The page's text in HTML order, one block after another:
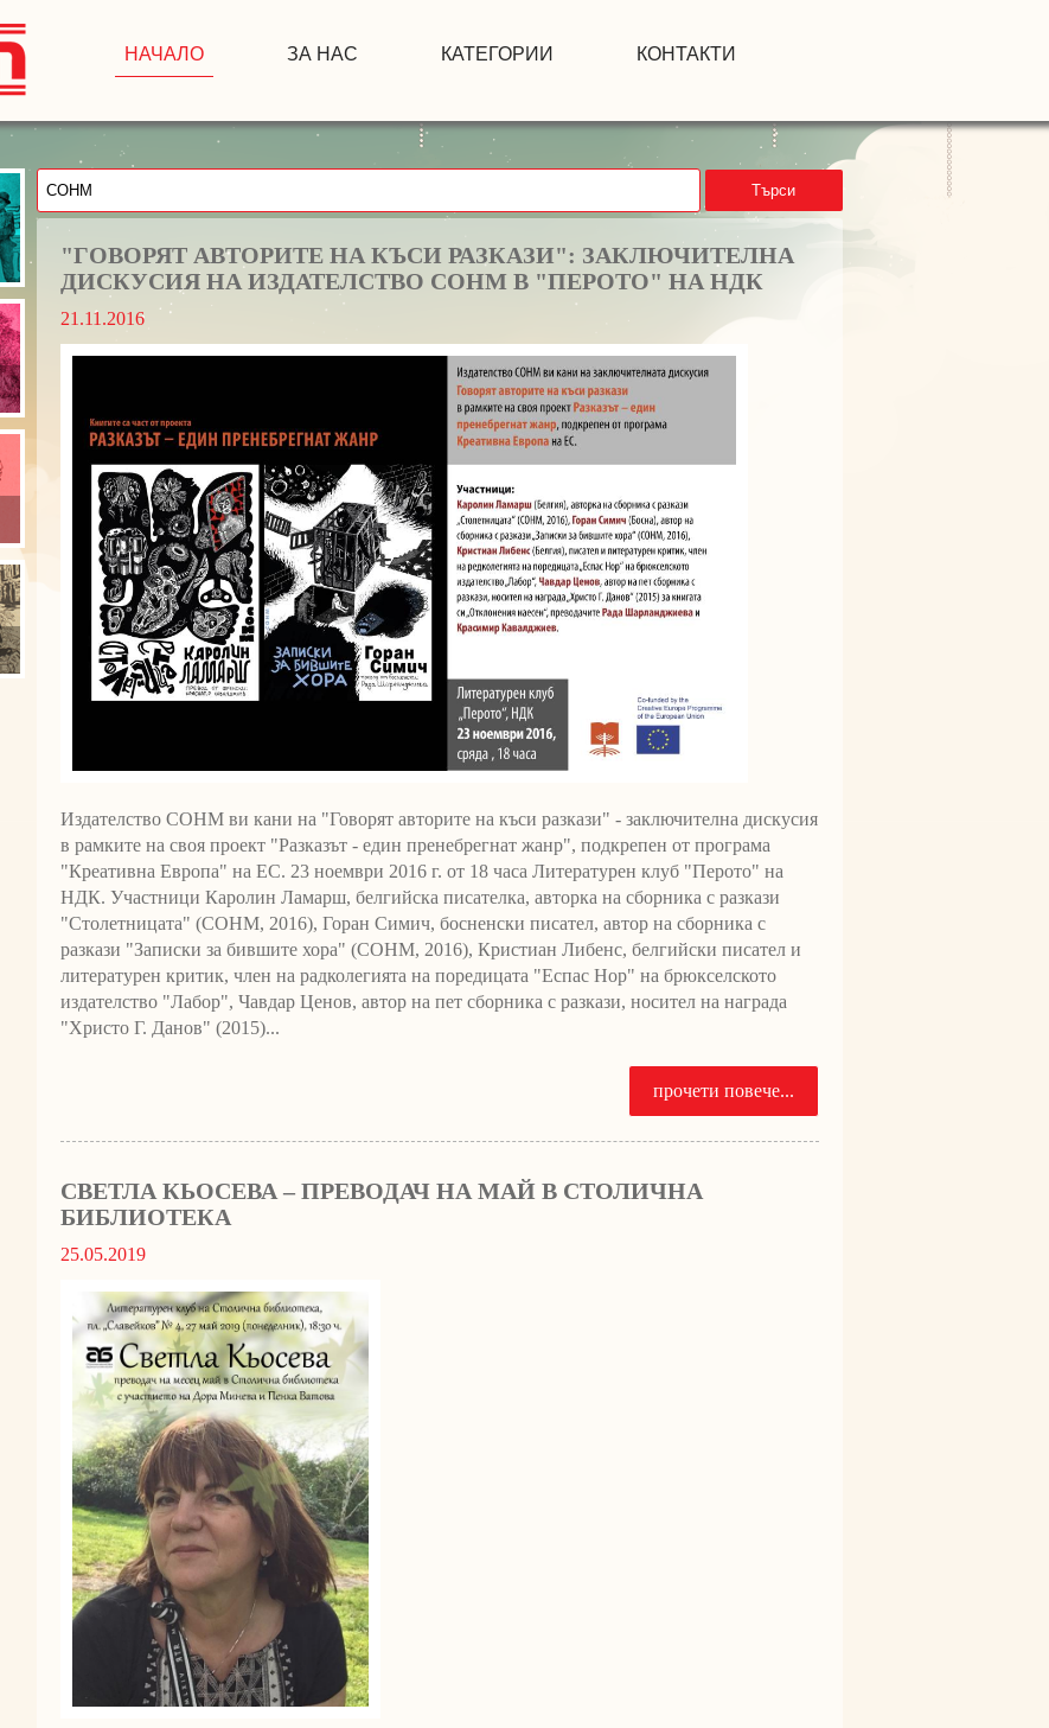
НАЧАЛО ЗА НАС КАТЕГОРИИ КОНТАКТИ
Търси
"ГОВОРЯТ АВТОРИТЕ НА КЪСИ РАЗКАЗИ": ЗАКЛЮЧИТЕЛНА
ДИСКУСИЯ НА ИЗДАТЕЛСТВО СОНМ В "ПЕРОТО" НА НДК
21.11.2016
Издателство СОНМ ви кани на "Говорят авторите на къси разкази" - заключителна дискусия
в рамките на своя проект "Разказът - един пренебрегнат жанр", подкрепен от програма
"Креативна Европа" на ЕС. 23 ноември 2016 г. от 18 часа Литературен клуб "Перото" на
НДК. Участници Каролин Ламарш, белгийска писателка, авторка на сборника с разкази
"Столетницата" (СОНМ, 2016), Горан Симич, босненски писател, автор на сборника с
разкази "Записки за бившите хора" (СОНМ, 2016), Кристиан Либенс, белгийски писател и
литературен критик, член на радколегията на поредицата "Еспас Нор" на брюкселското
издателство "Лабор", Чавдар Ценов, автор на пет сборника с разкази, носител на награда
"Христо Г. Данов" (2015)...
прочети повече...
СВЕТЛА КЬОСЕВА – ПРЕВОДАЧ НА МАЙ В СТОЛИЧНА
БИБЛИОТЕКА
25.05.2019